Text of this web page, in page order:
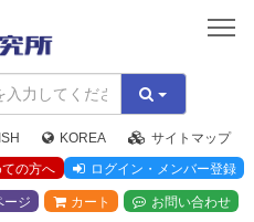
矢
野
経
済
研
究
所
KOREA
サイトマップ
の方へ
ログイン・メンバー登録
ージ カート お問い合わせ